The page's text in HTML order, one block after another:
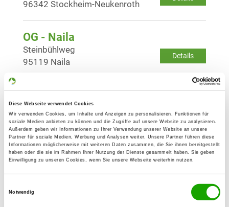
Diese Webseite verwendet Cookies
Wir verwenden Cookies, um Inhalte und Anzeigen zu personalisieren, Funktionen für
soziale Medien anbieten zu können und die Zugriffe auf unsere Website zu analysieren.
Außerdem geben wir Informationen zu Ihrer Verwendung unserer Website an unsere
Partner für soziale Medien, Werbung und Analysen weiter. Unsere Partner führen diese
Informationen möglicherweise mit weiteren Daten zusammen, die Sie ihnen bereitgestellt
haben oder die sie im Rahmen Ihrer Nutzung der Dienste gesammelt haben. Sie geben
Einwilligung zu unseren Cookies, wenn Sie unsere Webseite weiterhin nutzen.
Notwendig
96342 Stockheim-Neukenroth
OG - Naila
Details
Steinbühlweg
95119 Naila
OG - Neustadt/Coburg e.V.
Details
Meilschnitzerstr. 48
96465 Neustadt/Cbg
OG - Ranis
Pößnecker Straße
07389 Ranis-Ludwigshof